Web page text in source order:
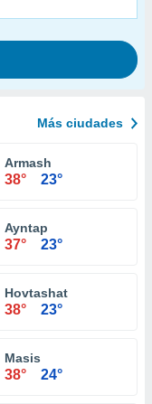
Más ciudades
Armash
38° 23°
Ayntap
37° 23°
Hovtashat
38° 23°
Masis
38° 24°